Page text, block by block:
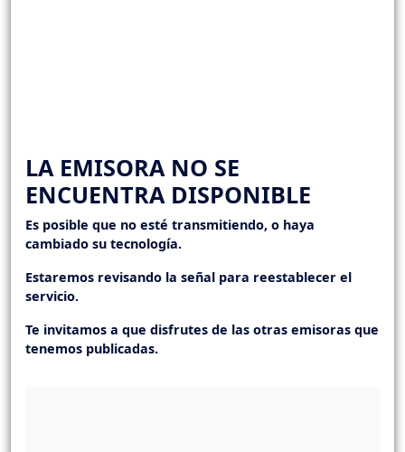
LA EMISORA NO SE
ENCUENTRA DISPONIBLE
Es posible que no esté transmitiendo, o haya
cambiado su tecnología.
Estaremos revisando la señal para reestablecer el
servicio.
Te invitamos a que disfrutes de las otras emisoras que
tenemos publicadas.